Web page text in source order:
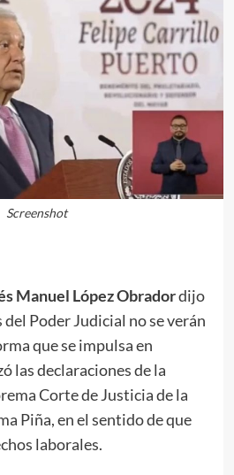
Screenshot
Manuel López Obradordijo
Poder Judicial no se verán
que se impulsa en
las declaraciones de la
Corte de Justicia de la
Piña, en el sentido de que
laborales.